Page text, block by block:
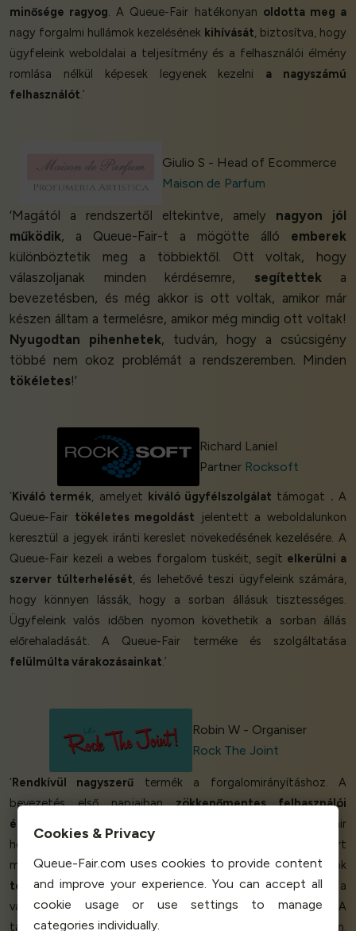
minősége ragyog. A Queue-Fair hatékonyan oldotta meg a
nagy forgalmi hullámok kezelésének kihívását, biztosítva, hogy
ügyfeleink weboldalai a teljesítmény és a felhasználói élmény
romlása nélkül képesek legyenek kezelni a nagyszámú
felhasználót.’
Giulio S - Head of Ecommerce
Maison de Parfum
‘Magától a rendszertől eltekintve, amely nagyon jól
működik, a Queue-Fair-t a mögötte álló emberek
különböztetik meg a többiektől. Ott voltak, hogy
válaszoljanak minden kérdésemre, segítetteka
bevezetésben, és még akkor is ott voltak, amikor már
készen álltam a termelésre, amikor még mindig ott voltak!
Nyugodtan pihenhetek, tudván, hogy a csúcsigény
többé nem okoz problémát a rendszeremben. Minden
tökéletes!’
Richard Laniel
Partner Rocksoft
‘Kiváló termék , amelyet kiváló ügyfélszolgálat támogat . A
Queue-Fair tökéletes megoldást jelentett a weboldalunkon
keresztül a jegyek iránti kereslet növekedésének kezelésére. A
Queue-Fair kezeli a webes forgalom tüskéit, segít elkerülni a
szerver túlterhelését , és lehetővé teszi ügyfeleink számára,
hogy könnyen lássák, hogy a sorban állásuk tisztességes.
Ügyfeleink valós időben nyomon követhetik a sorban állás
előrehaladását. A Queue-Fair terméke és szolgáltatása
felülmúlta várakozásainkat .’
Robin W - Organiser
Rock The Joint
‘Rendkívül nagyszerű termék a forgalomirányításhoz. A
bevezetés első napjaibanzökkenőmentes felhasználói
élményre
volt szükségünk, ami csak a Queue-Fair
hozzáadásával volt elérhető. Tetszett, hogy a Queue Fairt
milyen egyszerűen lehetett beállítanitöbb nyelven. A kódok
testreszabásilehetőségei nagyszerűek voltak, és a
várótermet a tervezési rendszerünkhözigazítottuk
. A
támogatás isrendkívül segítőkész volt az út során.
Cookies & Privacy
Queue-Fair.com uses cookies to provide content
and improve your experience. You can accept all
cookie usage or use settings to manage
categories individually.